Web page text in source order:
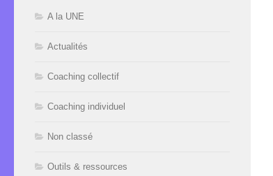
A la UNE
Actualités
Coaching collectif
Coaching individuel
Non classé
Outils & ressources